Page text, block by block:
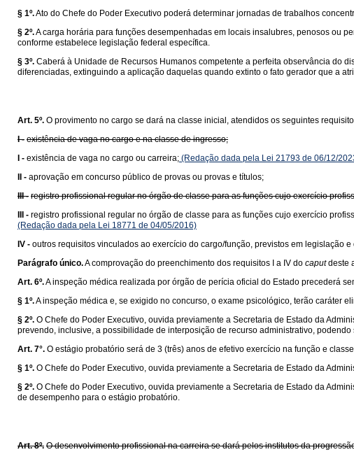
§ 1º.Ato do Chefe do Poder Executivo poderá determinar jornadas de trabalhos
§ 2º.A carga horária para funções desempenhadas em locais insalubres, penosos ou
conforme estabelece legislação federal específica.
§ 3º. Caberá à Unidade de Recursos Humanos competente a perfeita observância do
diferenciadas, extinguindo a aplicação daquelas quando extinto o fato gerador que a
Art. 5º. O provimento no cargo se dará na classe inicial, atendidos os seguintes
I - existência de vaga no cargo e na classe de ingresso;
I - existência de vaga no cargo ou carreira; (Redação dada pela Lei 21793 de 06/12/
II - aprovação em concurso público de provas ou provas e títulos;
III - registro profissional regular no órgão de classe para as funções cujo exercício
III - registro profissional regular no órgão de classe para as funções cujo exercício
(Redação dada pela Lei 18771 de 04/05/2016)
IV - outros requisitos vinculados ao exercício do cargo/função, previstos em legislação
Parágrafo único.A comprovação do preenchimento dos requisitos I a IV do caputdeste
Art. 6º.A inspeção médica realizada por órgão de perícia oficial do Estado precederá
§ 1º.A inspeção médica e, se exigido no concurso, o exame psicológico, terão caráter
§ 2º. O Chefe do Poder Executivo, ouvida previamente a Secretaria de Estado da
prevendo, inclusive, a possibilidade de interposição de recurso administrativo,
Art. 7°. O estágio probatório será de 3 (três) anos de efetivo exercício na função e
§ 1º. O Chefe do Poder Executivo, ouvida previamente a Secretaria de Estado da
§ 2º. O Chefe do Poder Executivo, ouvida previamente a Secretaria de Estado da
de desempenho para o estágio probatório.
Art. 8º. O desenvolvimento profissional na carreira se dará pelos institutos da